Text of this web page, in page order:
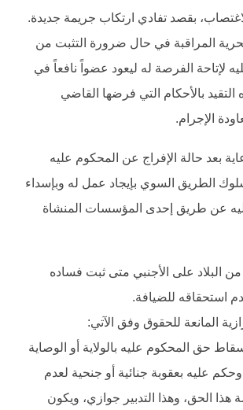
بقصد تفادي ارتكاب جريمة جديدة.
المراقبة في حال ضرورة التثبت من
لإتاحة الفرصة له ليعود عضواً نافعاً في
التقيد بالأحكام التي فرضها القاضي
الإجرام.
بعد حالة الإفراج عن المحكوم عليه
الطريق السوي بإيجاد عمل له وبإسداء
عن طريق إحدى المؤسسات المنشاة
من البلاد على الأجنبي متى ثبت فساده
استحقاقه للضيافة.
المانعة للحقوق وفق الآتي:
حق المحكوم عليه بالولاية أو الوصاية
عليه بعقوبة جنائية أو جنحية لعدم
هذا الحق، وهذا التدبير جوازي، ويكون